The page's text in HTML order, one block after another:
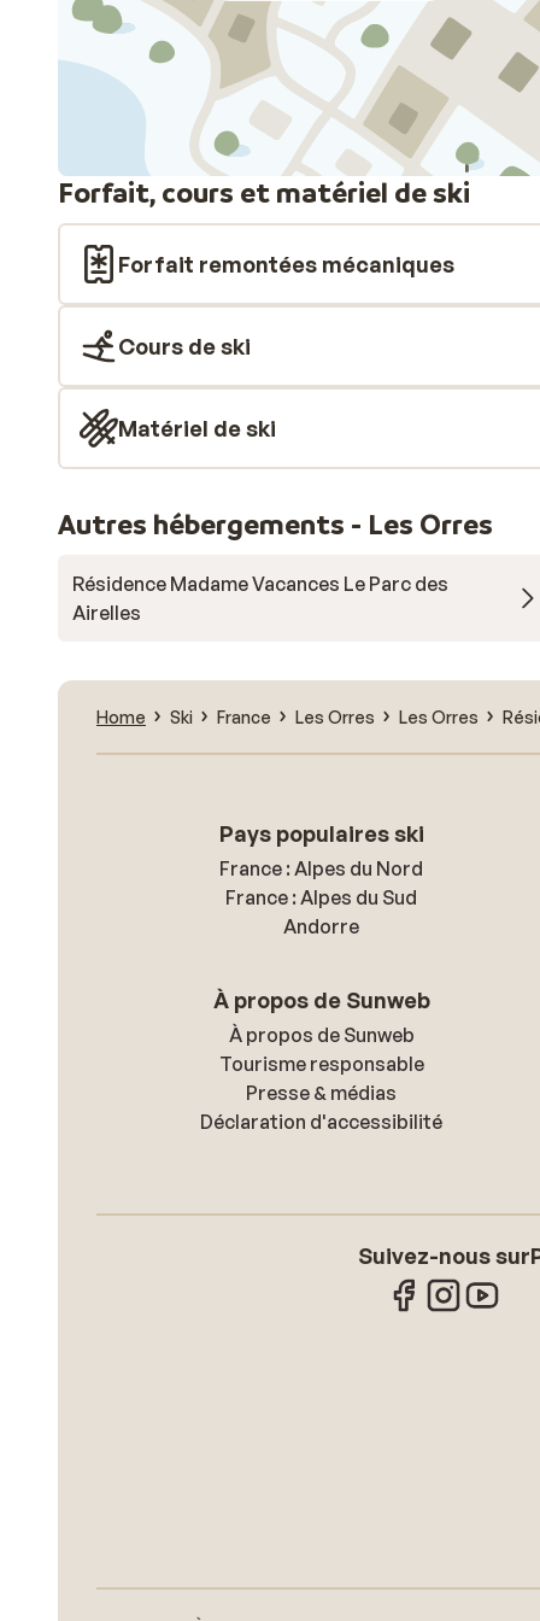
Forfait, cours et matériel de ski
Forfait remontées mécaniques
Cours de ski
Matériel de ski
Autres hébergements - Les Orres
Résidence Madame Vacances Le Parc des
Airelles
Home Ski France Les Orres Les Orres
Pays populaires ski
France : Alpes du Nord
France : Alpes du Sud
Andorre
À propos de Sunweb
À propos de Sunweb
Tourisme responsable
Presse & médias
Déclaration d'accessibilité
Suivez-nous sur